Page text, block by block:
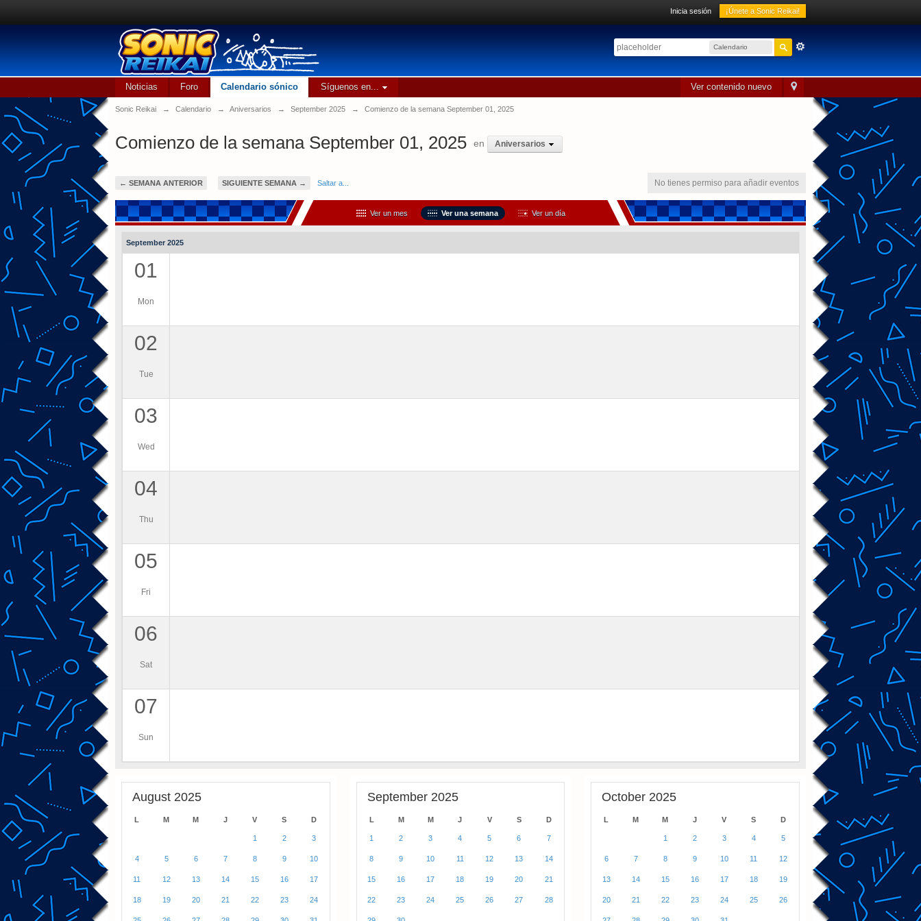
Inicia sesión ¡Únete a Sonic Reikai!
Calendario
sónico
Ver contenido nuevo
Noticias Foro Calendario sónico Síguenos en...
Sonic Reikai → Calendario → Aniversarios → September 2025 → Comienzo de la semana September 01, 2025
Comienzo de la semana September 01, 2025 en Aniversarios
← SEMANA ANTERIOR SIGUIENTE SEMANA → Saltar a... No tienes permiso para añadir eventos
Ver un mes Ver una semana Ver un día
September 2025
01
Mon
02
Tue
03
Wed
04
Thu
05
Fri
06
Sat
07
Sun
August 2025
L M M J V S D
1 2 3
4 5 6 7 8 9 10
11 12 13 14 15 16 17
18 19 20 21 22 23 24
September 2025
L M M J V S D
1 2 3 4 5 6 7
8 9 10 11 12 13 14
15 16 17 18 19 20 21
22 23 24 25 26 27 28
October 2025
L M M J V S D
1 2 3 4 5
6 7 8 9 10 11 12
13 14 15 16 17 18 19
20 21 22 23 24 25 26